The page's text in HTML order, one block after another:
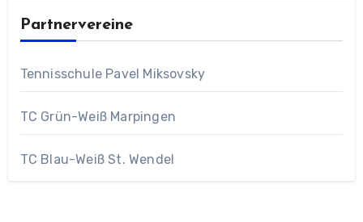
Partnervereine
Tennisschule Pavel Miksovsky
TC Grün-Weiß Marpingen
TC Blau-Weiß St. Wendel